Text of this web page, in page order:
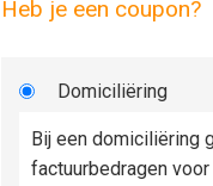
Heb je een coupon?
Domiciliëring
Bij een domiciliëring
factuurbedragen